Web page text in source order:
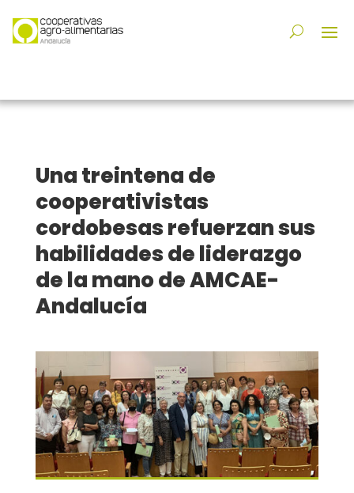
Una treintena de
cooperativistas
cordobesas refuerzan sus
habilidades de liderazgo
de la mano de AMCAE-
Andalucía